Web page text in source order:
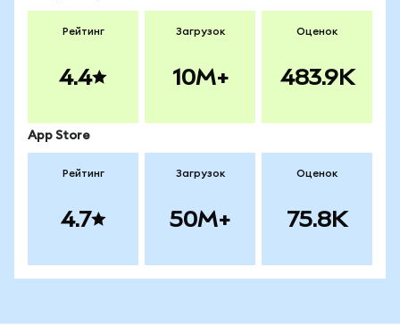
Рейтинг
4.4
Загрузок
10M+
Оценок
483.9K
App Store
Рейтинг
4.7
Загрузок
50M+
Оценок
75.8K